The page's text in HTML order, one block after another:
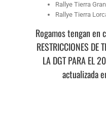
Rallye Tierra
Rallye Tierra
Rogamos tengan en
RESTRICCIONES DE
LA DGT PARA EL
actualizada